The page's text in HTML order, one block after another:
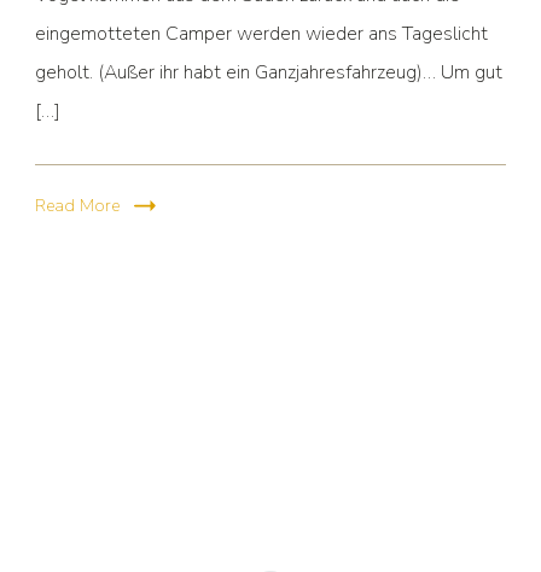
eingemotteten Camper werden wieder ans Tageslicht
geholt. (Außer ihr habt ein Ganzjahresfahrzeug)… Um gut
[…]
Read More